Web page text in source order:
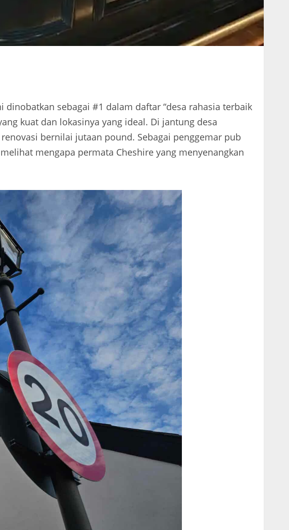
sebagai #1 dalam daftar “desa rahasia terbaik
kuat dan lokasinya yang ideal. Di jantung desa
bernilai jutaan pound. Sebagai penggemar pub
mengapa permata Cheshire yang menyenangkan